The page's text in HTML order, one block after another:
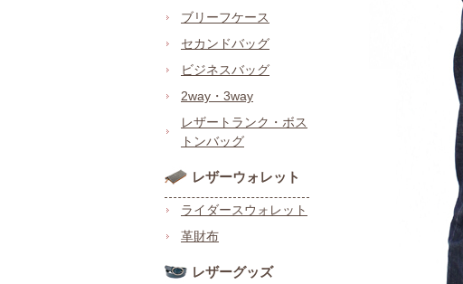
ブリーフケース
セカンドバッグ
ビジネスバッグ
2way・3way
レザートランク・ボス
トンバッグ
レザーウォレット
ライダースウォレット
革財布
レザーグッズ